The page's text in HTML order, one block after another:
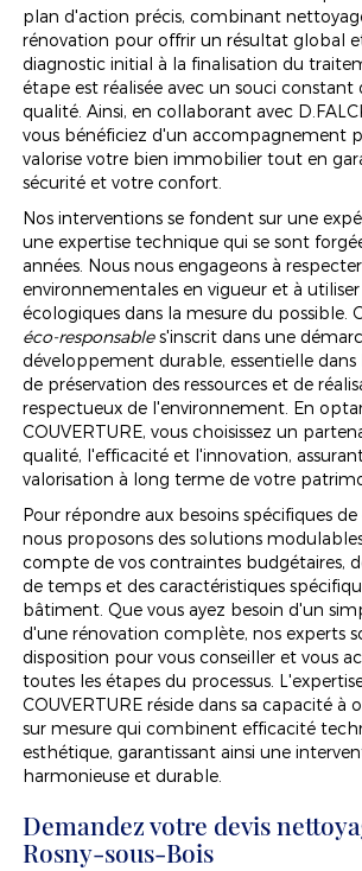
plan d'action précis, combinant
rénovation pour offrir un résultat global
diagnostic initial à la finalisation du
étape est réalisée avec un souci
qualité. Ainsi, en collaborant avec
vous bénéficiez d'un accompagnement
valorise votre bien immobilier tout en
sécurité et votre confort.
Nos interventions se fondent sur une
une expertise technique qui se sont
années. Nous nous engageons à
environnementales en vigueur et à
écologiques dans la mesure du possible.
éco-responsables'inscrit dans une
développement durable, essentielle
de préservation des ressources et de
respectueux de l'environnement. En
COUVERTURE, vous choisissez un
qualité, l'efficacité et l'innovation,
valorisation à long terme de votre
Pour répondre aux besoins spécifiques
nous proposons des solutions
compte de vos contraintes budgétaires,
de temps et des caractéristiques
bâtiment. Que vous ayez besoin d'un
d'une rénovation complète, nos experts
disposition pour vous conseiller et vous
toutes les étapes du processus.
COUVERTURE réside dans sa capacité à
sur mesure qui combinent efficacité
esthétique, garantissant ainsi une
harmonieuse et durable.
Demandez votre devis
Rosny-sous-Bois